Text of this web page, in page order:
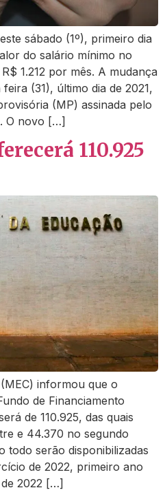
sábado (1º), primeiro dia
do salário mínimo no
1.212 por mês. A mudança
(31), último dia de 2021,
(MP) assinada pelo
O novo […]
110.925
informou que o
de Financiamento
de 110.925, das quais
e 44.370 no segundo
todo serão disponibilizadas
de 2022, primeiro ano
2022 […]